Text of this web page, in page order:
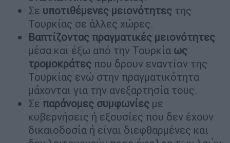
Σε υποτιθέμενες μειονότητες της
Τουρκίας σε άλλες χώρες.
Βαπτίζοντας πραγματικές μειονότητες
μέσα και έξω από την Τουρκία ως
τρομοκράτες που δρουν εναντίον της
Τουρκίας ενώ στην πραγματικότητα
μάχονται για την ανεξαρτησία τους.
Σε παράνομες συμφωνίες με
κυβερνήσεις ή εξουσίες που δεν έχουν
δικαιοδοσία ή είναι διεφθαρμένες και